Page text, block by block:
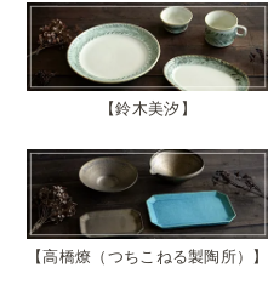
鈴木美汐
高橋燎（つちこねる製陶所）